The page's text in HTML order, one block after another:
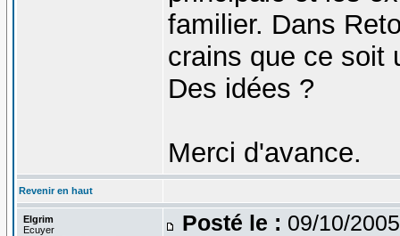
familier. Dans
crains que ce soit
Des idées ?
Merci d'avance.
Revenir en haut
Elgrim
Ecuyer
Posté le : 09/10/